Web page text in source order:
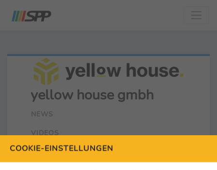
yellow house gmbh
NEWS
VIDEOS
THEMEN
COOKIE-EINSTELLUNGEN